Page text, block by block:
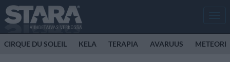
CIRQUE DU SOLEIL KELA TERAPIA AVARUUS METEORI